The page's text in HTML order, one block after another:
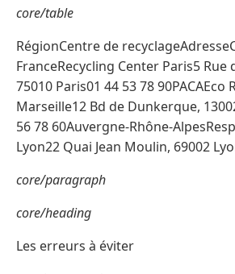
core/table
RégionCentre de
FranceRecycling Center Paris5
75010 Paris01 44 53 78 90PACAEco
Marseille12 Bd de Dunkerque,
56 78 60Auvergne-Rhône-
Lyon22 Quai Jean Moulin, 69002
core/paragraph
core/heading
Les erreurs à éviter